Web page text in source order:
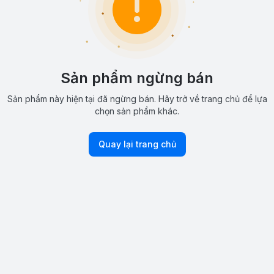
Sản phẩm ngừng bán
Sản phẩm này hiện tại đã ngừng bán. Hãy trở về trang chủ để lựa
chọn sản phẩm khác.
Quay lại trang chủ